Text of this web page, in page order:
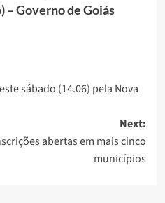
– Governo de Goiás
sábado (14.06) pela Nova
Next:
abertas em mais cinco
municípios